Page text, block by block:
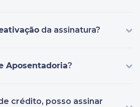
da assinatura?
Aposentadoria?
crédito, posso assinar